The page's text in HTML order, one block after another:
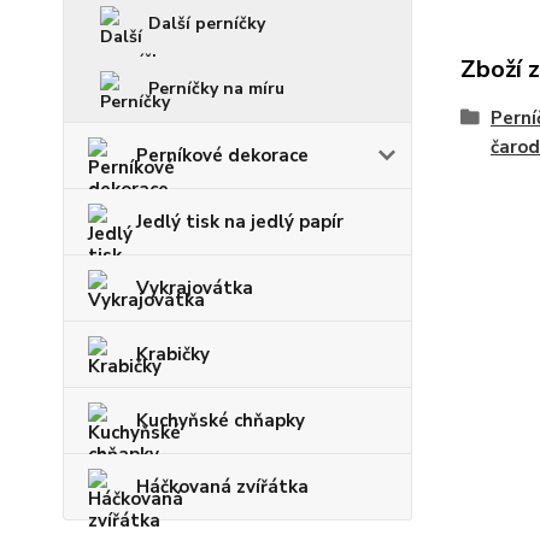
Další perníčky
Perníčky na míru
Perníkové dekorace
Jedlý tisk na jedlý papír
Vykrajovátka
Krabičky
Kuchyňské chňapky
Háčkovaná zvířátka
Zboží